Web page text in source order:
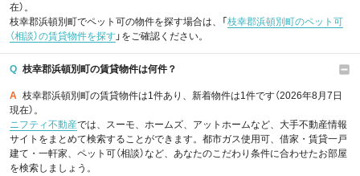
在）。
枝幸郡浜頓別町でペット可の物件を探す場合は、「枝幸郡浜頓別町のペット可
（相談）の賃貸物件を探す 」をご確認ください。
Q 枝幸郡浜頓別町の賃貸物件は何件？
A 枝幸郡浜頓別町の賃貸物件は1件あり、新着物件は1件です（2026年8月7日
現在）。
ニフティ不動産では、スーモ、ホームズ、アットホームなど、大手不動産情報
サイトをまとめて検索することができます。都市ガス使用可、借家・賃貸一戸
建て・一軒家、ペット可（相談）など、あなたのこだわり条件に合わせたお部屋
を検索しましょう。